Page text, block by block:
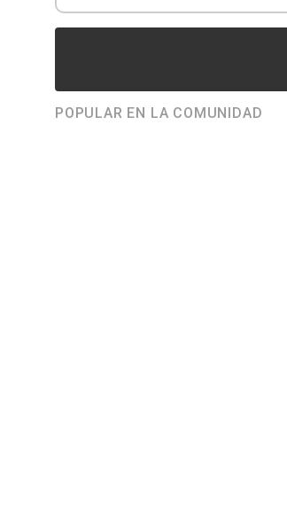
POPULAR EN LA COMUNIDAD